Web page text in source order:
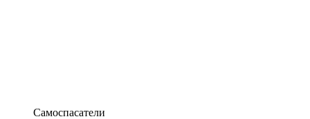
Самоспасатели